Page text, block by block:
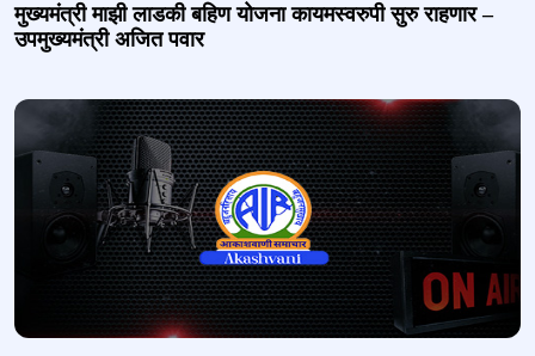
मुख्यमंत्री माझी लाडकी बहिण योजना कायमस्वरुपी सुरु राहणार –
उपमुख्यमंत्री अजित पवार